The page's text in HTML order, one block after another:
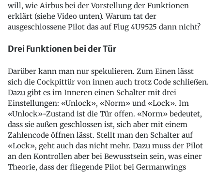
will, wie Airbus bei der Vorstellung der Funktionen
erklärt (siehe Video unten). Warum tat der
ausgeschlossene Pilot das auf Flug 4U9525 dann nicht?
Drei Funktionen bei der Tür
Darüber kann man nur spekulieren. Zum Einen lässt
sich die Cockpittür von innen auch trotz Code schließen.
Dazu gibt es im Inneren einen Schalter mit drei
Einstellungen: «Unlock», «Norm» und «Lock». Im
«Unlock»-Zustand ist die Tür offen. «Norm» bedeutet,
dass sie außen geschlossen ist, sich aber mit einem
Zahlencode öffnen lässt. Stellt man den Schalter auf
«Lock», geht auch das nicht mehr. Dazu muss der Pilot
an den Kontrollen aber bei Bewusstsein sein, was einer
Theorie, dass der fliegende Pilot bei Germanwings